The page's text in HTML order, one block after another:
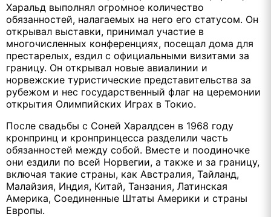
Харальд выполнял огромное количество
обязанностей, налагаемых на него его статусом. Он
открывал выставки, принимал участие в
многочисленных конференциях, посещал дома для
престарелых, ездил с официальными визитами за
границу. Он открывал новые авиалинии и
норвежские туристические представительства за
рубежом и нес государственный флаг на церемонии
открытия Олимпийских Играх в Токио.
После свадьбы с Соней Харалдсен в 1968 году
кронпринц и кронпринцесса разделили часть
обязанностей между собой. Вместе и поодиночке
они ездили по всей Норвегии, а также и за границу,
включая такие страны, как Австралия, Тайланд,
Малайзия, Индия, Китай, Танзания, Латинская
Америка, Соединенные Штаты Америки и страны
Европы.